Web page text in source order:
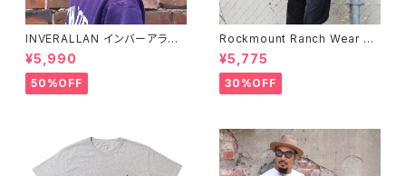
INVERALLAN インバーアラン 1
00%ピュアウール ニットキャッ
プ 全8色
¥5,990
50%OFF
Rockmount Ranch Wear ロ
ックマウント ランチウェア Chie
f Western T-Shirt 半袖Tシャ
ツ 全2色
¥5,775
30%OFF